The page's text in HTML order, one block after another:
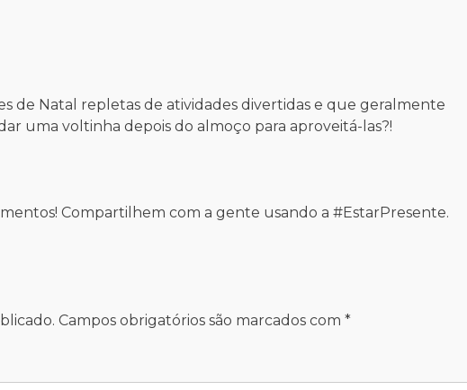
de Natal repletas de atividades divertidas e que geralmente
uma voltinha depois do almoço para aproveitá-las?!
Compartilhem com a gente usando a #EstarPresente.
Campos obrigatórios são marcados com *